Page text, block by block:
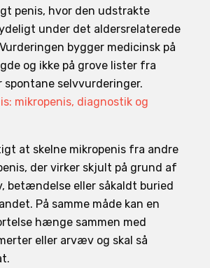
penis, hvor den udstrakte
under det aldersrelaterede
bygger medicinsk på
og ikke på grove lister fra
selvvurderinger.
mikropenis, diagnostik og
at skelne mikropenis fra andre
der virker skjult på grund af
eller såkaldt buried
På samme måde kan en
hænge sammen med
eller arvæv og skal så